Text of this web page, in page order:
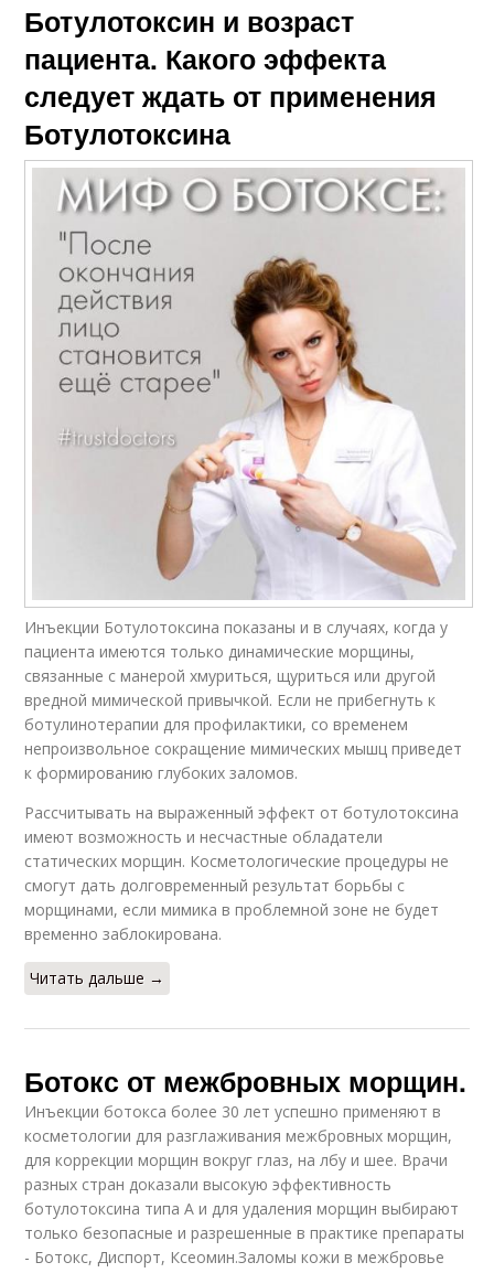
Ботулотоксин и возраст
пациента. Какого эффекта
следует ждать от применения
Ботулотоксина
Инъекции Ботулотоксина показаны и в случаях, когда у
пациента имеются только динамические морщины,
связанные с манерой хмуриться, щуриться или другой
вредной мимической привычкой. Если не прибегнуть к
ботулинотерапии для профилактики, со временем
непроизвольное сокращение мимических мышц приведет
к формированию глубоких заломов.
Рассчитывать на выраженный эффект от ботулотоксина
имеют возможность и несчастные обладатели
статических морщин. Косметологические процедуры не
смогут дать долговременный результат борьбы с
морщинами, если мимика в проблемной зоне не будет
временно заблокирована.
Читать дальше →
Ботокс от межбровных морщин.
Инъекции ботокса более 30 лет успешно применяют в
косметологии для разглаживания межбровных морщин,
для коррекции морщин вокруг глаз, на лбу и шее. Врачи
разных стран доказали высокую эффективность
ботулотоксина типа А и для удаления морщин выбирают
только безопасные и разрешенные в практике препараты
- Ботокс, Диспорт, Ксеомин.Заломы кожи в межбровье